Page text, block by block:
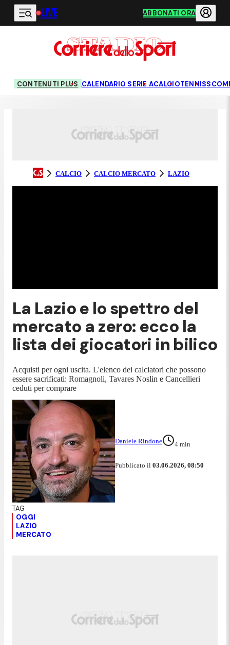
Vai al contenuto principale
LIVE ABBONATI ORA
CONTENUTI PLUS CALENDARIO SERIE ACALCIOTENNIS
CALCIO CALCIO MERCATO LAZIO
La Lazio e lo spettro del
mercato a zero: ecco la
lista dei giocatori in bilico
Acquisti per ogni uscita. L'elenco dei calciatori che possono
essere sacrificati: Romagnoli, Tavares Noslin e Cancellieri
ceduti per comprare
Daniele Rindone 4 min
Pubblicato il 03.06.2026, 08:50
OGGI
LAZIO
MERCATO